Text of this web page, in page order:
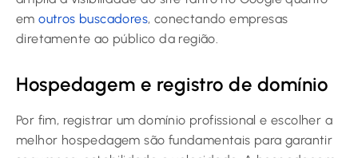
emoutros buscadores, conectando empresas
diretamente ao público da região.
Hospedagem e registro de domínio
Por fim, registrar um domínio profissional e escolher a
melhor hospedagem são fundamentais para garantir